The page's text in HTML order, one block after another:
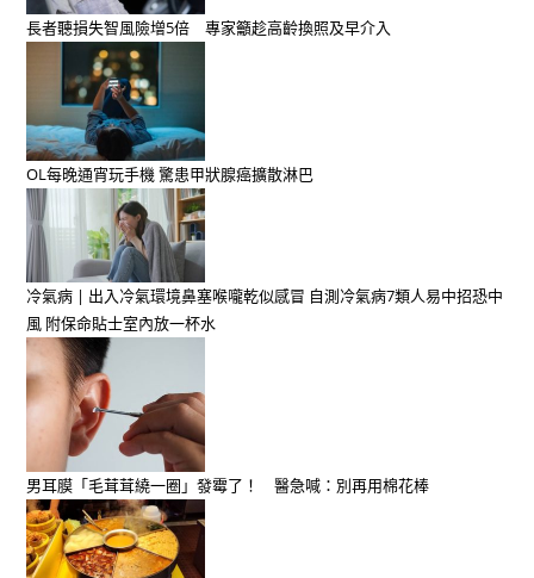
長者聽損失智風險增5倍 專家籲趁高齡換照及早介入
OL每晚通宵玩手機 驚患甲狀腺癌擴散淋巴
冷氣病 | 出入冷氣環境鼻塞喉嚨乾似感冒 自測冷氣病7類人易中招恐中
風 附保命貼士室內放一杯水
男耳膜「毛茸茸繞一圈」發霉了！ 醫急喊：別再用棉花棒